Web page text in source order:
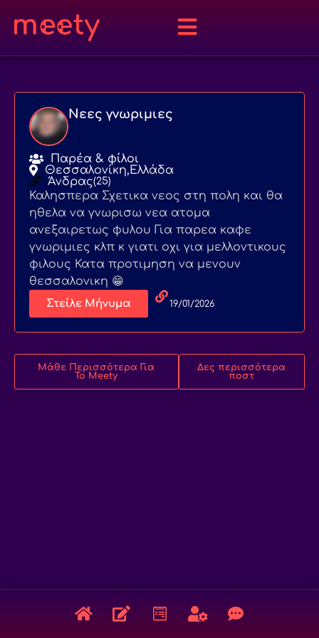
Νεες γνωριμιες
Παρέα & φίλοι
Θεσσαλονίκη,Ελλάδα
Άνδρας(25)
Καλησπερα Σχετικα νεος στη πολη και θα
ηθελα να γνωρισω νεα ατομα
ανεξαιρετως φυλου Για παρεα καφε
γνωριμιες κλπ κ γιατι οχι για μελλοντικους
φιλους Κατα προτιμηση να μενουν
θεσσαλονικη 😁
Στείλε Μήνυμα 19/01/2026
Μάθε Περισσότερα Για
Το Meety
Δες περισσότερα
ποστ